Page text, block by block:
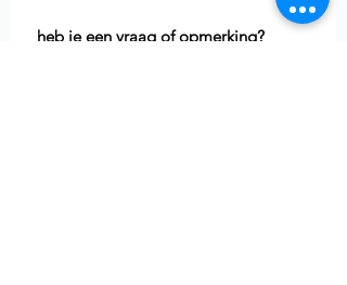
heb je een vraag of opmerking?